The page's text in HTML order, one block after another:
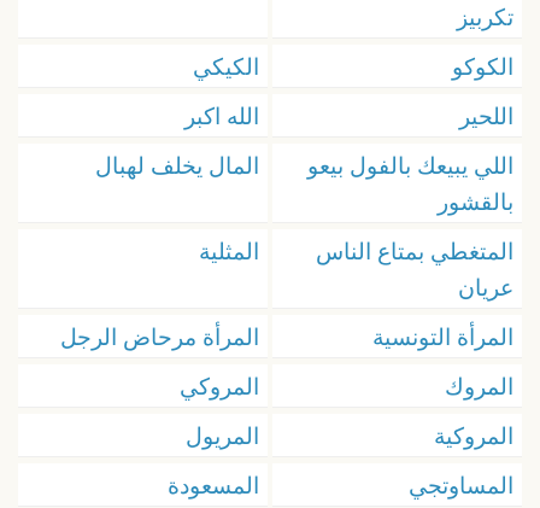
تكربيز
الكوكو
الكيكي
اللحير
الله اكبر
اللي يبيعك بالفول بيعو
بالقشور
المال يخلف لهبال
المتغطي بمتاع الناس
عريان
المثلية
المرأة التونسية
المرأة مرحاض الرجل
المروك
المروكي
المروكية
المريول
المساوتجي
المسعودة